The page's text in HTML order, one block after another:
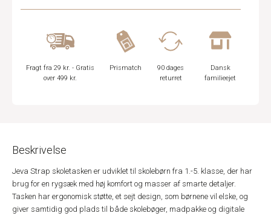
Fragt fra 29 kr. - Gratis
over 499 kr.
Prismatch
90 dages
returret
Dansk
familieejet
Beskrivelse
Jeva Strap skoletasken er udviklet til skolebørn fra 1.-5. klasse, der har
brug for en rygsæk med høj komfort og masser af smarte detaljer.
Tasken har ergonomisk støtte, et sejt design, som børnene vil elske, og
giver samtidig god plads til både skolebøger, madpakke og digitale